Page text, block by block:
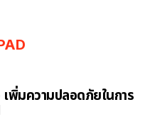
พิ่มความปลอดภัยในการ